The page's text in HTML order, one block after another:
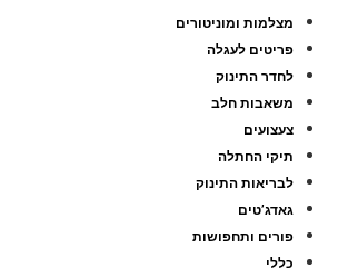
מצלמות ומוניטורים
פריטים לעגלה
לחדר התינוק
משאבות חלב
צעצועים
תיקי החתלה
לבריאות התינוק
גאדג’טים
פורים ותחפושות
כללי